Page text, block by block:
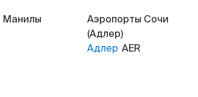
Манилы Аэропорты Сочи
(Адлер)
Адлер AER